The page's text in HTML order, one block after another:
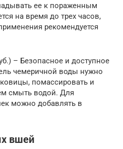
ее к пораженным
на время до трех часов,
рекомендуется
– Безопасное и доступное
чемеричной воды нужно
помассировать и
смыть водой. Для
можно добавлять в
вшей